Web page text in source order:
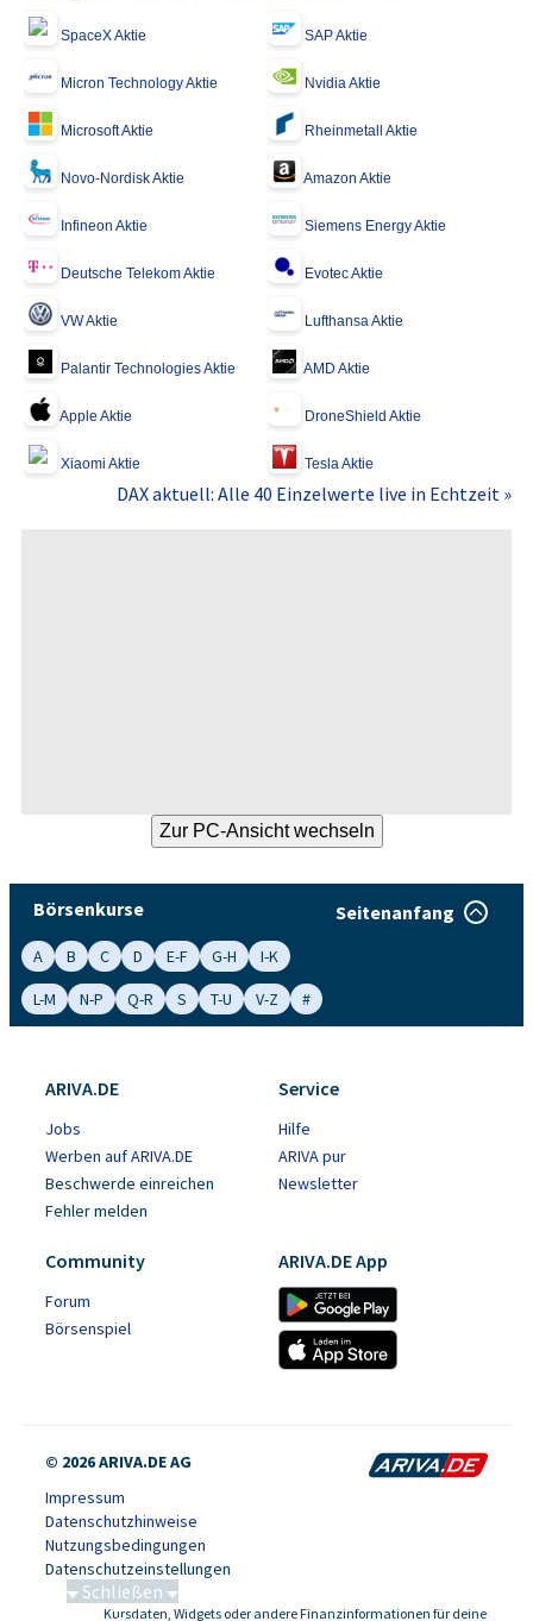
SpaceX Aktie SAP Aktie
Micron Technology Aktie Nvidia Aktie
Microsoft Aktie Rheinmetall Aktie
Novo-Nordisk Aktie Amazon Aktie
Infineon Aktie Siemens Energy Aktie
Deutsche Telekom Aktie Evotec Aktie
VW Aktie Lufthansa Aktie
Palantir Technologies Aktie AMD Aktie
Apple Aktie DroneShield Aktie
Xiaomi Aktie Tesla Aktie
DAX aktuell: Alle 40 Einzelwerte live in Echtzeit »
Börsenkurse Seitenanfang
A B C D E-F G-H
I-K
L-M
N-P Q-R S T-U V-Z #
ARIVA.DE
Jobs
Werben auf ARIVA.DE
Beschwerde einreichen
Fehler melden
Service
Hilfe
ARIVA pur
Newsletter
Community
Forum
Börsenspiel
ARIVA.DE App
© 2026 ARIVA.DE AG
Impressum
Datenschutzhinweise
Nutzungsbedingungen
Datenschutzeinstellungen
Kursdaten, Widgets oder andere Finanzinformationen für deine
Schließen